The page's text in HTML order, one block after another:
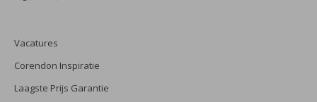
Vacatures
Corendon Inspiratie
Laagste Prijs Garantie